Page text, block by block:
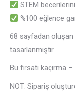
STEM
%100 eğlence
68 sayfadan
tasarlanmıştır.
Bu fırsatı kaçırma –
NOT: Sipariş